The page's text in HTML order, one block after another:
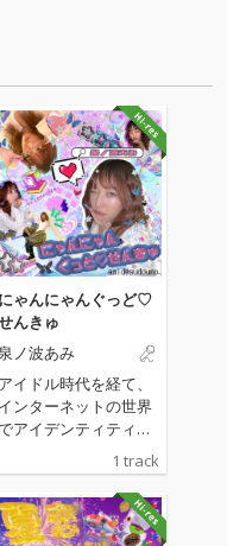
にゃんにゃんぐっど♡
んきゅ
泉ノ波あみ
アイドル時代を経て、
インターネットの世界
アイデンティティを
育んだ泉ノ波あみがお
りする完全無敵最強
マ風ユーロビート
1 track